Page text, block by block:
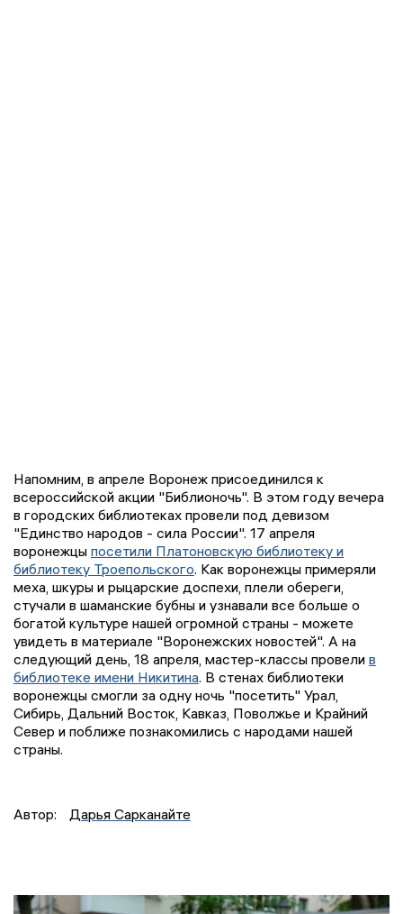
Напомним, в апреле Воронеж присоединился к
всероссийской акции "Библионочь". В этом году вечера
в городских библиотеках провели под девизом
"Единство народов - сила России". 17 апреля
воронежцы посетили Платоновскую библиотеку и
библиотеку Троепольского. Как воронежцы примеряли
меха, шкуры и рыцарские доспехи, плели обереги,
стучали в шаманские бубны и узнавали все больше о
богатой культуре нашей огромной страны - можете
увидеть в материале "Воронежских новостей". А на
следующий день, 18 апреля, мастер-классы провели в
библиотеке имени Никитина. В стенах библиотеки
воронежцы смогли за одну ночь "посетить" Урал,
Сибирь, Дальний Восток, Кавказ, Поволжье и Крайний
Север и поближе познакомились с народами нашей
страны.
Автор: Дарья Сарканайте